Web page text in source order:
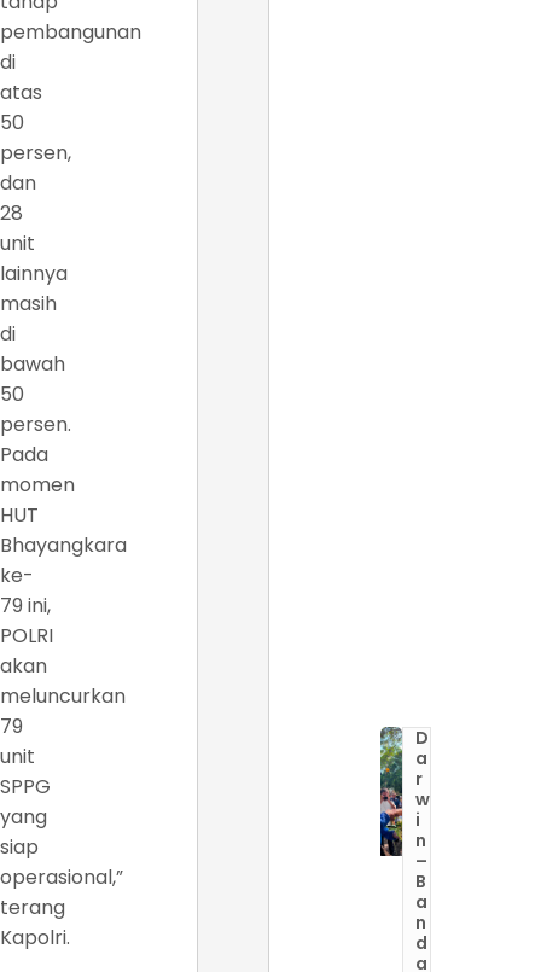
pembangunan
di
atas
50
persen,
dan
28
unit
lainnya
masih
di
bawah
50
persen.
Pada
momen
HUT
Bhayangkara
ke-
79 ini,
POLRI
akan
meluncurkan
79
unit
SPPG
yang
siap
operasional,”
terang
Kapolri.
D
a
r
w
i
n
–
B
a
n
d
a